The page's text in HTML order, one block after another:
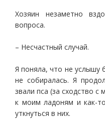
Хозяин незаметно
вопроса.
– Несчастный случай.
Я поняла, что не услышу
не собиралась. Я
звали пса (за сходство
к моим ладоням и как-
уткнуться в них.